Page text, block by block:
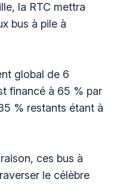
la RTC mettra
bus à pile à
global de 6
financé à 65 % par
% restants étant à
ces bus à
le célèbre